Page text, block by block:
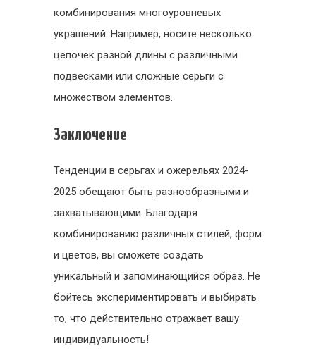
комбинирования многоуровневых
украшений. Например, носите несколько
цепочек разной длины с различными
подвесками или сложные серьги с
множеством элементов.
Заключение
Тенденции в серьгах и ожерельях 2024-
2025 обещают быть разнообразными и
захватывающими. Благодаря
комбинированию различных стилей, форм
и цветов, вы сможете создать
уникальный и запоминающийся образ. Не
бойтесь экспериментировать и выбирать
то, что действительно отражает вашу
индивидуальность!